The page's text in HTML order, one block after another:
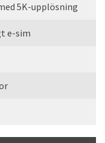
5K-upplösning
e-sim